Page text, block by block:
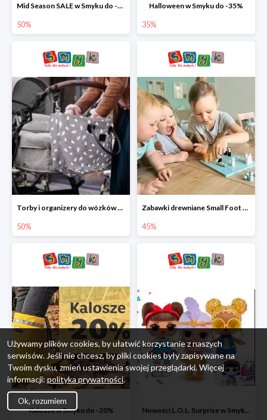
Mid Season SALE w Smyku do -50%
50%
Halloween w Smyku do -35%
35%
Torby i organizery do wózków w Smyku do -50%
50%
Zabawki drewniane Small Foot do -45%
45%
Kalosze w Smyku do -20% Nowości L.O.L. Surprise w Smyku do -45%
Używamy plików cookies, by ułatwić korzystanie z naszych
serwisów. Jeśli nie chcesz, by pliki cookies były zapisywane na
Twoim dysku, zmień ustawienia swojej przeglądarki. Więcej
informacji: polityka prywatności.
Ok, rozumiem